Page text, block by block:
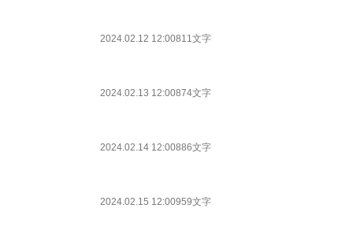
2024.02.12 12:00811文字
2024.02.13 12:00874文字
2024.02.14 12:00886文字
2024.02.15 12:00959文字